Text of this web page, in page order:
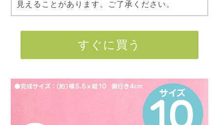
見えることがあります。ご了承ください。
すぐに買う